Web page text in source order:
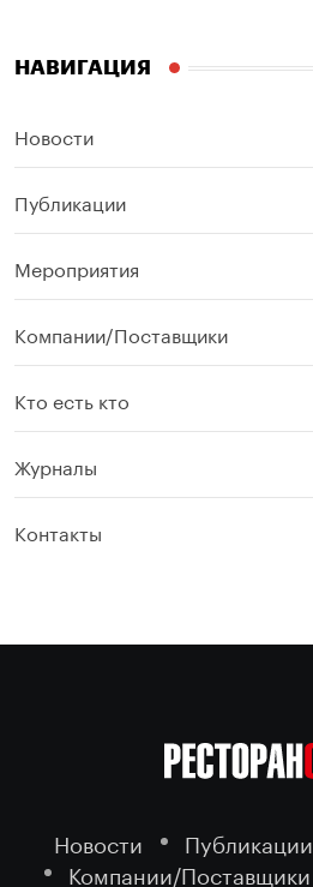
НАВИГАЦИЯ
Новости
Публикации
Мероприятия
Компании/Поставщики
Кто есть кто
Журналы
Контакты
Новости Публикации
Компании/Поставщики